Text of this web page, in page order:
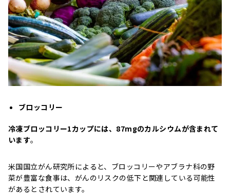
ブロッコリー
冷凍ブロッコリー1カップには、87mgのカルシウムが含まれて
います。
米国国立がん研究所によると、ブロッコリーやアブラナ科の野
菜が豊富な食事は、がんのリスクの低下と関連している可能性
があるとされています。